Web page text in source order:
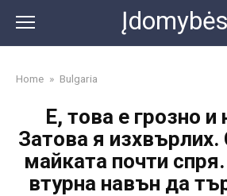
content
Home » Bulgaria
Е, това е грозно и
Затова я
майката почти
втурна навън да